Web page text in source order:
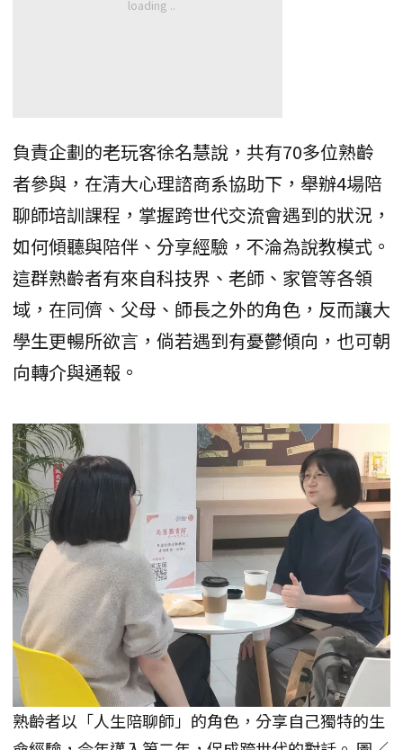
負責企劃的老玩客徐名慧說，共有70多位熟齡
者參與，在清大心理諮商系協助下，舉辦4場陪
聊師培訓課程，掌握跨世代交流會遇到的狀況，
如何傾聽與陪伴、分享經驗，不淪為說教模式。
這群熟齡者有來自科技界、老師、家管等各領
域，在同儕、父母、師長之外的角色，反而讓大
學生更暢所欲言，倘若遇到有憂鬱傾向，也可朝
向轉介與通報。
熟齡者以「人生陪聊師」的角色，分享自己獨特的生